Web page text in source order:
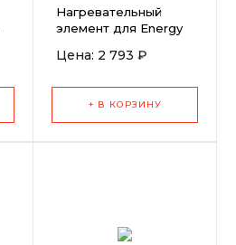
Нагревательный
элемент для Energy
Цена: 2 793 ₽
+ В КОРЗИНУ